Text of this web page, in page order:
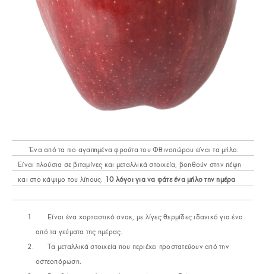
Ένα από τα πιο αγαπημένα φρούτα του Φθινοπώρου είναι τα μήλα.
Είναι πλούσια σε βιταμίνες και μεταλλικά στοιχεία, βοηθούν στην πέψη
και στο κάψιμο του λίπους. 10 λόγοι για να φάτε ένα μήλο την ημέρα
Είναι ένα χορταστικό σνακ, με λίγες θερμίδες ιδανικό για ένα
από τα γεύματα της ημέρας.
Τα μεταλλικά στοιχεία που περιέχει προστατεύουν από την
οστεοπόρωση.